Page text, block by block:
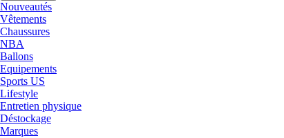
Nouveautés
Vêtements
Chaussures
NBA
Ballons
Equipements
Sports US
Lifestyle
Entretien physique
Déstockage
Marques